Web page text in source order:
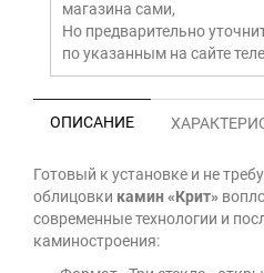
магазина сами,
Но предварительно
по указанным на сайте
ОПИСАНИЕ
Готовый к установке и не
облицовки камин «Крит»
современные технологии и
каминостроения: